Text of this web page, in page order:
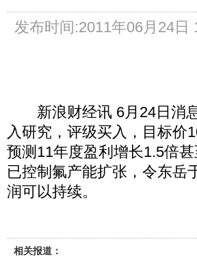
发布时间:2011年06月24日
新浪财经讯 6月24日消息
入研究，评级买入，目标价
预测11年度盈利增长1.5倍
已控制氟产能扩张，令东岳
润可以持续。
相关报道：